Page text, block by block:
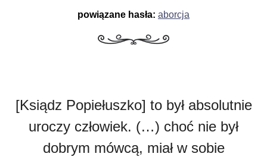
powiązane hasła: aborcja
[Ksiądz Popiełuszko] to był absolutnie
uroczy człowiek. (…) choć nie był
dobrym mówcą, miał w sobie